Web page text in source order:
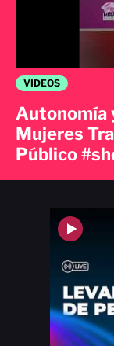
VIDEOS
Autonomía
Mujeres
Público